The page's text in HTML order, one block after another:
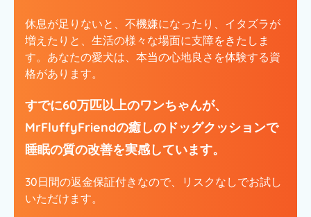
休息が足りないと、不機嫌になったり、イタズラが
増えたりと、生活の様々な場面に支障をきたしま
す。あなたの愛犬は、本当の心地良さを体験する資
格があります。
すでに60万匹以上のワンちゃんが、
MrFluffyFriendの癒しのドッグクッションで
睡眠の質の改善を実感しています。
30日間の返金保証付きなので、リスクなしでお試し
いただけます。